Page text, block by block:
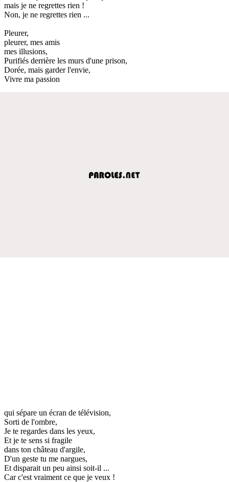
mais je ne regrettes rien !
Non, je ne regrettes rien ...
Pleurer,
pleurer, mes amis
mes illusions,
Purifiés derrière les murs d'une prison,
Dorée, mais garder l'envie,
Vivre ma passion
qui sépare un écran de télévision,
Sorti de l'ombre,
Je te regardes dans les yeux,
Et je te sens si fragile
dans ton château d'argile,
D'un geste tu me nargues,
Et disparait un peu ainsi soit-il ...
Car c'est vraiment ce que je veux !